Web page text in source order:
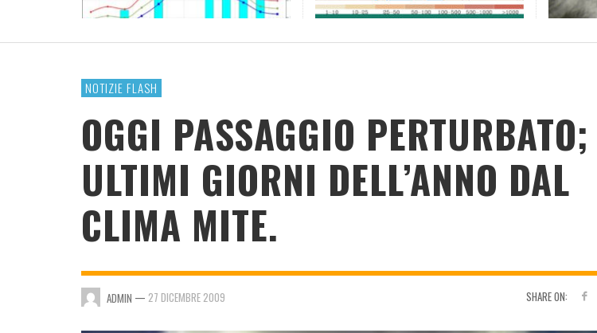
2023
DELL’ANNO 2022 A CALTANISSETTA
NOTIZIE FLASH
OGGI PASSAGGIO PERTURBATO;
ULTIMI GIORNI DELL’ANNO DAL
CLIMA MITE.
SHARE ON:
ADMIN — 27 DICEMBRE 2009